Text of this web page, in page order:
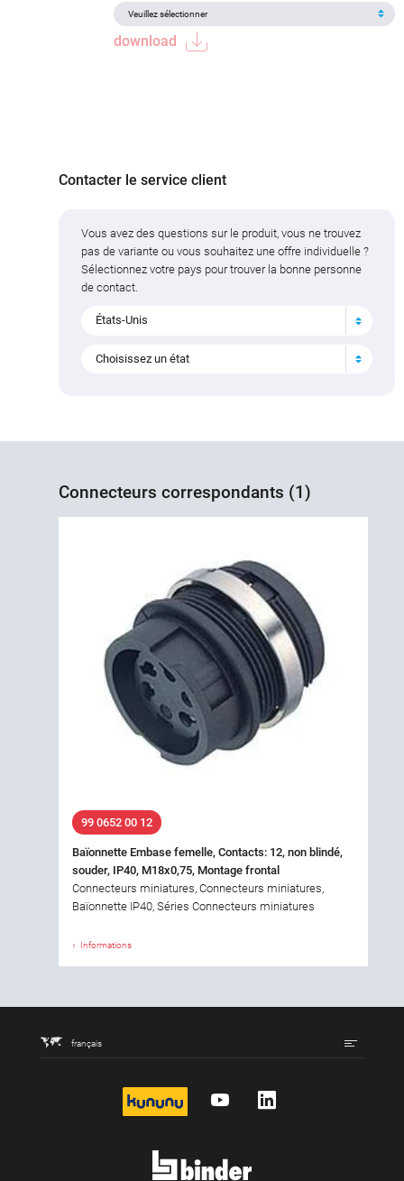
download
Contacter le service client
Vous avez des questions sur le produit, vous ne trouvez
pas de variante ou vous souhaitez une offre individuelle ?
Sélectionnez votre pays pour trouver la bonne personne
de contact.
États-Unis
Choisissez un état
Connecteurs correspondants (1)
99 0652 00 12
Baïonnette Embase femelle, Contacts: 12, non blindé,
souder, IP40, M18x0,75, Montage frontal
Connecteurs miniatures, Connecteurs miniatures,
Baïonnette IP40, Séries Connecteurs miniatures
Informations
français
kununu YouTubeLinkedIn